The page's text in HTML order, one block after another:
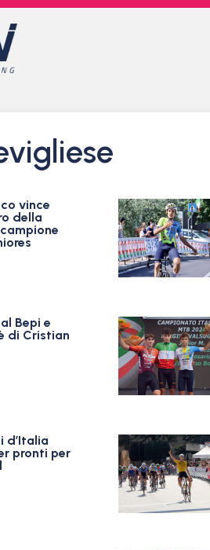
vince
della
Bepi e
di Cristian
d’Italia
pronti per